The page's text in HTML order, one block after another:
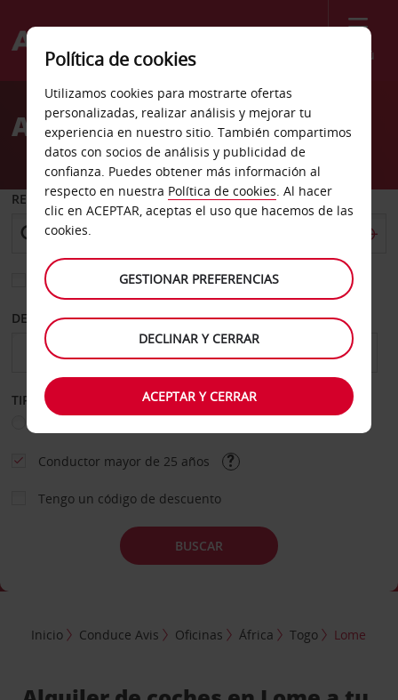
Menú
Welcome
AvisAlquiler de coches Lome
RECOGER EN
Elegir otra oficina de devolución
DESDE HASTA
TIPO DE ALQUILER
Conductor mayor de 25 años
Tengo un código de descuento
BUSCAR
Inicio Conduce Avis Oficinas África Togo Lome
Política de cookies
Utilizamos cookies para mostrarte ofertas
personalizadas, realizar análisis y mejorar tu
experiencia en nuestro sitio. También compartimos
datos con socios de análisis y publicidad de
confianza. Puedes obtener más información al
respecto en nuestra Política de cookies. Al hacer
clic en ACEPTAR, aceptas el uso que hacemos de las
cookies.
GESTIONAR PREFERENCIAS
DECLINAR Y CERRAR
ACEPTAR Y CERRAR